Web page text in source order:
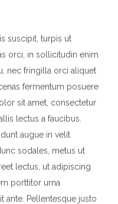
suscipit, turpis ut
orci, in sollicitudin enim
nec fringilla orci aliquet
fermentum posuere
sit amet, consectetur
lectus a faucibus.
augue in velit
sodales, metus ut
lectus, ut adipiscing
porttitor urna
ante. Pellentesque justo